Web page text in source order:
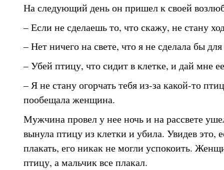
На следующий день он пришел к своей
– Если не сделаешь то, что скажу, не стану
– Нет ничего на свете, что я не сделала бы
– Убей птицу, что сидит в клетке, и дай мне
– Я не стану огорчать тебя из-за какой-то
пообещала женщина.
Мужчина провел у нее ночь и на рассвете
вынула птицу из клетки и убила. Увидев это,
плакать, его никак не могли успокоить.
птицу, а мальчик все плакал.